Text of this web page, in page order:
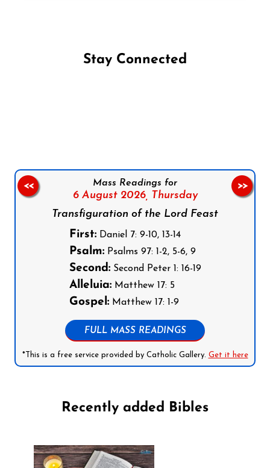
Stay Connected
Mass Readings for
6 August 2026,
Thursday
Transfiguration of the Lord Feast
First:Daniel 7: 9-10, 13-14
Psalm:Psalms 97: 1-2, 5-6, 9
Second:Second Peter 1: 16-19
Alleluia:Matthew 17: 5
Gospel:Matthew 17: 1-9
FULL MASS READINGS
*This is a free service provided by Catholic Gallery. Get it here
<< >>
Recently added Bibles